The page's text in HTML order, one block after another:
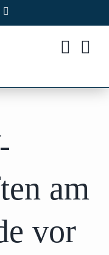
am
vor